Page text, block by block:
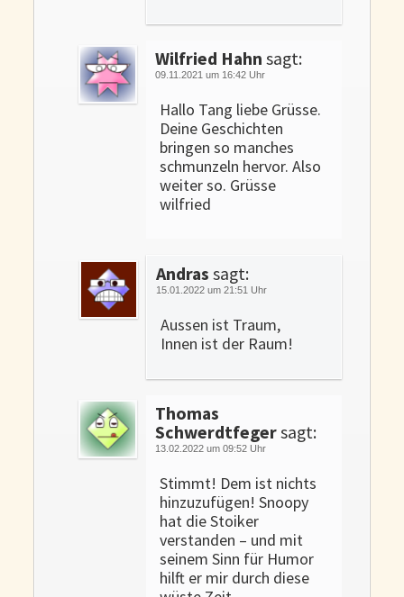
Wilfried Hahn sagt:
09.11.2021 um 16:42 Uhr
Hallo Tang liebe Grüsse.
Deine Geschichten
bringen so manches
schmunzeln hervor. Also
weiter so. Grüsse
wilfried
Andras sagt:
15.01.2022 um 21:51 Uhr
Aussen ist Traum,
Innen ist der Raum!
Thomas
Schwerdtfegersagt:
13.02.2022 um 09:52 Uhr
Stimmt! Dem ist nichts
hinzuzufügen! Snoopy
hat die Stoiker
verstanden – und mit
seinem Sinn für Humor
hilft er mir durch diese